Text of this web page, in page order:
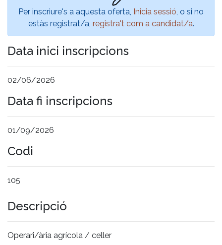
Per inscriure's a aquesta oferta, Inicia sessió , o si no
estàs registrat/a, registra't com a candidat/a.
Data inici inscripcions
02/06/2026
Data fi inscripcions
01/09/2026
Codi
105
Descripció
Operari/ària agrícola / celler